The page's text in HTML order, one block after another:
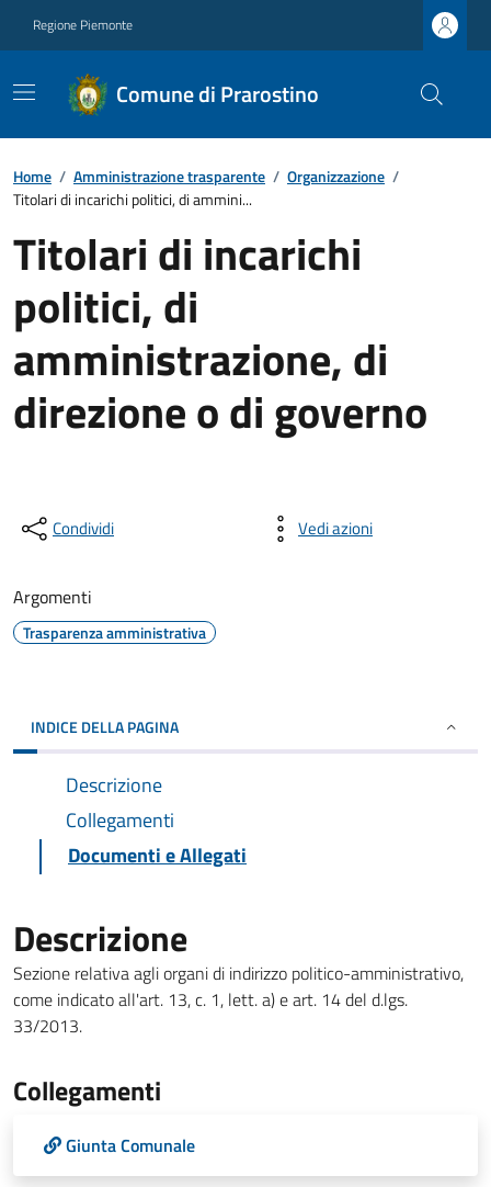
Regione Piemonte
Comune di Prarostino
Home / Amministrazione trasparente / Organizzazione /
Titolari di incarichi politici, di ammini...
Titolari di incarichi
politici, di
amministrazione, di
direzione o di governo
Condividi Vedi azioni
Argomenti
Trasparenza amministrativa
INDICE DELLA PAGINA
Descrizione
Collegamenti
Documenti e Allegati
Descrizione
Sezione relativa agli organi di indirizzo politico-amministrativo,
come indicato all'art. 13, c. 1, lett. a) e art. 14 del d.lgs.
33/2013.
Collegamenti
Giunta Comunale